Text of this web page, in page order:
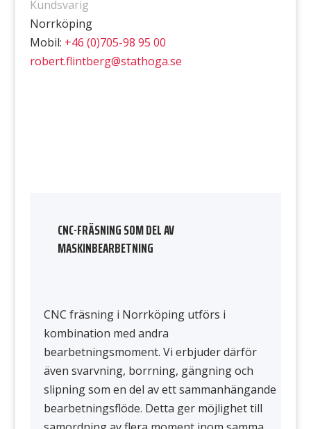
Kundsvarig
Norrköping
Mobil: +46 (0)705-98 95 00
robert.flintberg@stathoga.se
CNC-FRÄSNING SOM DEL AV
MASKINBEARBETNING
CNC fräsning i Norrköping utförs i
kombination med andra
bearbetningsmoment. Vi erbjuder därför
även svarvning, borrning, gängning och
slipning som en del av ett sammanhängande
bearbetningsflöde. Detta ger möjlighet till